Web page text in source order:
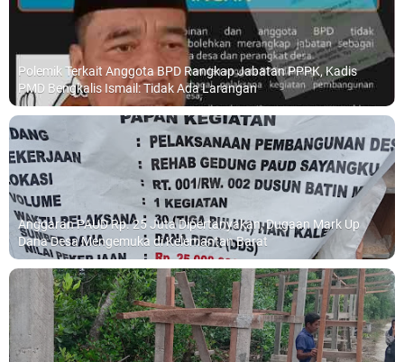
Polemik Terkait Anggota BPD Rangkap Jabatan PPPK, Kadis
PMD Bengkalis Ismail: Tidak Ada Larangan
Anggaran PAUD Rp. 25 Juta Dipertanyakan, Dugaan Mark Up
Dana Desa Mengemuka di Kelemantan Barat